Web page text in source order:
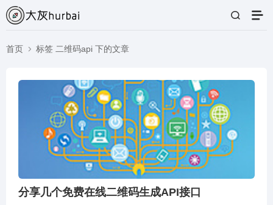
首页 标签 二维码api 下的文章
分享几个免费在线二维码生成API接口